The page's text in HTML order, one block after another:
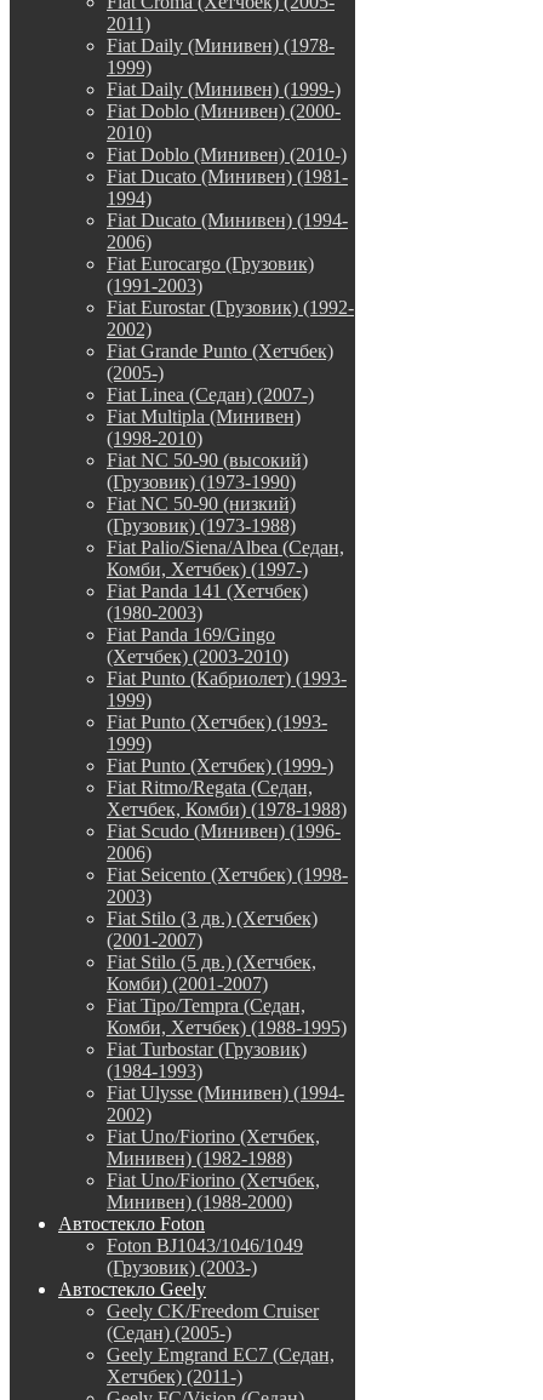
2011)
Fiat Daily (Минивен) (1978-
1999)
Fiat Daily (Минивен) (1999-)
Fiat Doblo (Минивен) (2000-
2010)
Fiat Doblo (Минивен) (2010-)
Fiat Ducato (Минивен) (1981-
1994)
Fiat Ducato (Минивен) (1994-
2006)
Fiat Eurocargo (Грузовик)
(1991-2003)
Fiat Eurostar (Грузовик) (1992-
2002)
Fiat Grande Punto (Хетчбек)
(2005-)
Fiat Linea (Седан) (2007-)
Fiat Multipla (Минивен)
(1998-2010)
Fiat NC 50-90 (высокий)
(Грузовик) (1973-1990)
Fiat NC 50-90 (низкий)
(Грузовик) (1973-1988)
Fiat Palio/Siena/Albea (Седан,
Комби, Хетчбек) (1997-)
Fiat Panda 141 (Хетчбек)
(1980-2003)
Fiat Panda 169/Gingo
(Хетчбек) (2003-2010)
Fiat Punto (Кабриолет) (1993-
1999)
Fiat Punto (Хетчбек) (1993-
1999)
Fiat Punto (Хетчбек) (1999-)
Fiat Ritmo/Regata (Седан,
Хетчбек, Комби) (1978-1988)
Fiat Scudo (Минивен) (1996-
2006)
Fiat Seicento (Хетчбек) (1998-
2003)
Fiat Stilo (3 дв.) (Хетчбек)
(2001-2007)
Fiat Stilo (5 дв.) (Хетчбек,
Комби) (2001-2007)
Fiat Tipo/Tempra (Седан,
Комби, Хетчбек) (1988-1995)
Fiat Turbostar (Грузовик)
(1984-1993)
Fiat Ulysse (Минивен) (1994-
2002)
Fiat Uno/Fiorino (Хетчбек,
Минивен) (1982-1988)
Fiat Uno/Fiorino (Хетчбек,
Минивен) (1988-2000)
Автостекло Foton
Foton BJ1043/1046/1049
(Грузовик) (2003-)
Автостекло Geely
Geely CK/Freedom Cruiser
(Седан) (2005-)
Geely Emgrand EC7 (Седан,
Хетчбек) (2011-)